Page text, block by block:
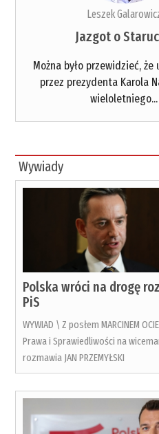
Leszek
Jazgot o
Można było przewidzieć, że
przez prezydenta Karola
wieloletniego...
Wywiady
Polska wróci na drogę
PiS
WYWIAD \ Z posłem MARCINEM
Prawa i Sprawiedliwości na
rozmawia JAN PRZEMYŁSKI